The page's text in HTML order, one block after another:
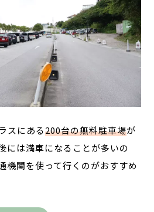
スにある200台の無料駐車場が
には満車になることが多いの
機関を使って行くのがおすすめ